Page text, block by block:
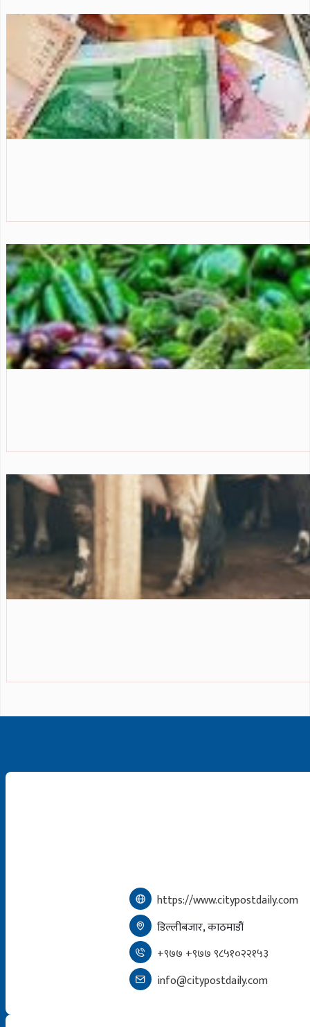
https://www.citypostdaily.com
डिल्लीबजार, काठमाडौं
+९७७ +९७७ ९८५१०२२१५३
info@citypostdaily.com